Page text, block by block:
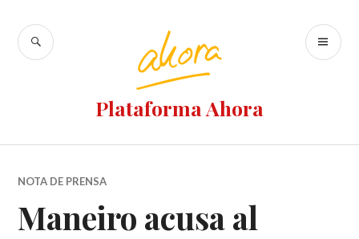
contenido
Plataforma Ahora
BUSCAR
NOTA DE PRENSA
Maneiro acusa al